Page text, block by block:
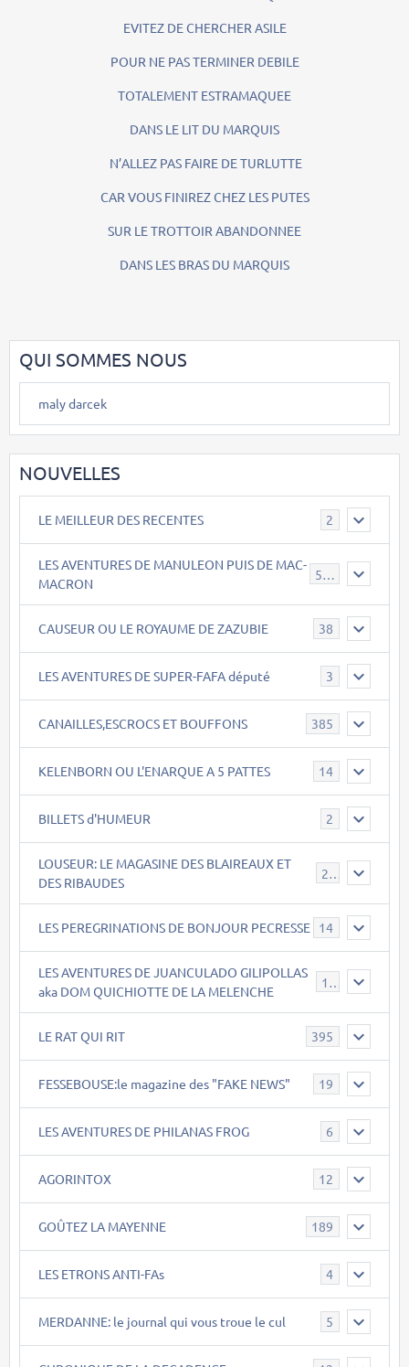
EVITEZ DE CHERCHER ASILE
POUR NE PAS TERMINER DEBILE
TOTALEMENT ESTRAMAQUEE
DANS LE LIT DU MARQUIS
N’ALLEZ PAS FAIRE DE TURLUTTE
CAR VOUS FINIREZ CHEZ LES PUTES
SUR LE TROTTOIR ABANDONNEE
DANS LES BRAS DU MARQUIS
QUI SOMMES NOUS
maly darcek
NOUVELLES
LE MEILLEUR DES RECENTES 2
LES AVENTURES DE MANULEON PUIS DE MAC-
MACRON
543
CAUSEUR OU LE ROYAUME DE ZAZUBIE 38
LES AVENTURES DE SUPER-FAFA député 3
CANAILLES,ESCROCS ET BOUFFONS 385
KELENBORN OU L'ENARQUE A 5 PATTES 14
BILLETS d'HUMEUR 2
LOUSEUR: LE MAGASINE DES BLAIREAUX ET
DES RIBAUDES
21
LES PEREGRINATIONS DE BONJOUR PECRESSE 14
LES AVENTURES DE JUANCULADO GILIPOLLAS
aka DOM QUICHIOTTE DE LA MELENCHE
119
LE RAT QUI RIT 395
FESSEBOUSE:le magazine des "FAKE NEWS" 19
LES AVENTURES DE PHILANAS FROG 6
AGORINTOX 12
GOÛTEZ LA MAYENNE 189
LES ETRONS ANTI-FAs 4
MERDANNE: le journal qui vous troue le cul 5